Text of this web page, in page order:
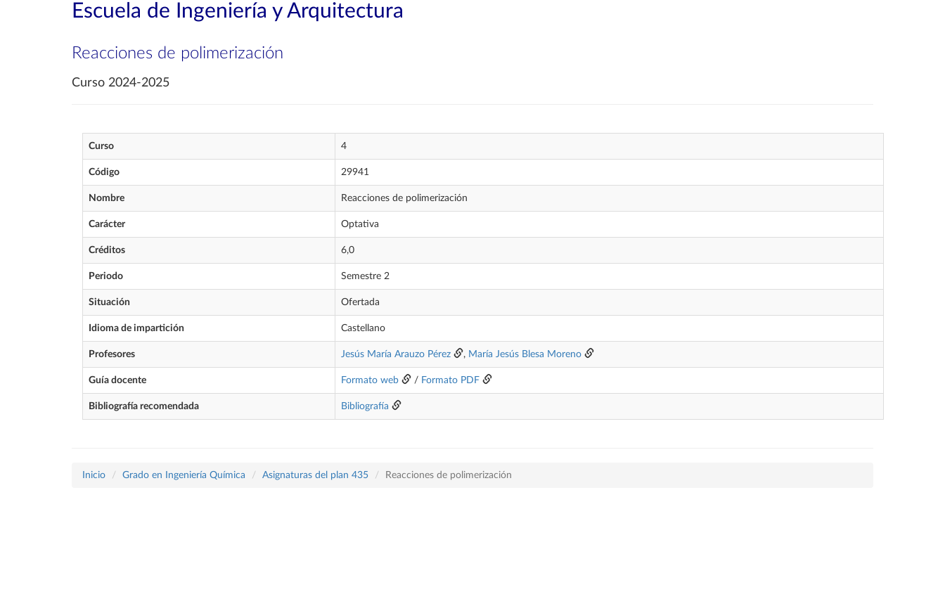
Escuela de Ingeniería y Arquitectura
Reacciones de polimerización
Curso 2024-2025
Curso 4
Código 29941
Nombre Reacciones de polimerización
Carácter Optativa
Créditos 6,0
Periodo Semestre 2
Situación Ofertada
Idioma de impartición Castellano
Profesores Jesús María Arauzo Pérez , María Jesús Blesa Moreno
Guía docente Formato web / Formato PDF
Bibliografía recomendada Bibliografía
Inicio Grado en Ingeniería Química Asignaturas del plan 435 Reacciones de polimerización